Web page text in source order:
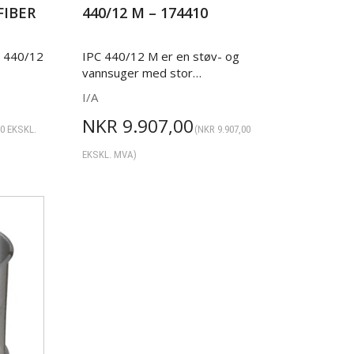
440/12
EKSKL.
440/12 M – 174410
IPC 440/12 M er en støv- og
vannsuger med stor…
I/A
NKR 9.907,00 (NKR 9.907,00
EKSKL. MVA)